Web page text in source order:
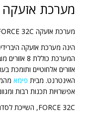
מערכת אזעקה PIMA FORCE 32C
מערכת אזעקה PIMA FORCE 32C
הינה מערכת אזעקה
אזורים אלחוטיים ותומכת
האינטרנט. מבית פימא
אפשרויות תכנות רבות